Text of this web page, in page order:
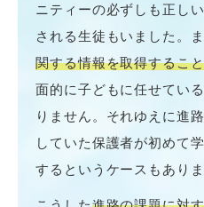
ニティーの必ずしも正し
される生徒もいました。
関する情報を取得するこ
面的に子どもに任せてい
りません。それゆえに進
していた保護者が初めて
するというケースもありま